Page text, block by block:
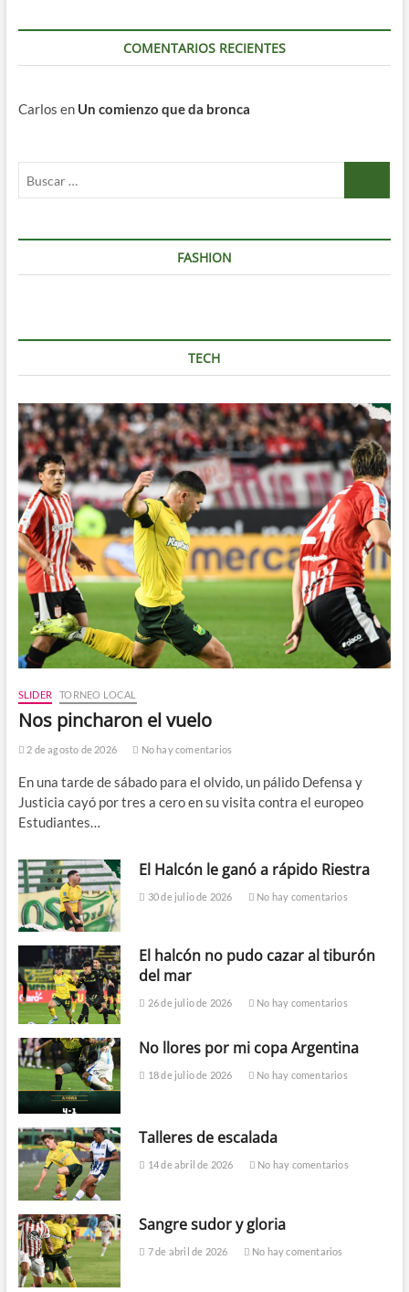
COMENTARIOS RECIENTES
Carlos en Un comienzo que da bronca
FASHION
TECH
SLIDER TORNEO LOCAL
Nos pincharon el vuelo
2 de agosto de 2026 No hay comentarios
En una tarde de sábado para el olvido, un pálido Defensa y
Justicia cayó por tres a cero en su visita contra el europeo
Estudiantes…
El Halcón le ganó a rápido Riestra
30 de julio de 2026 No hay comentarios
El halcón no pudo cazar al tiburón
del mar
26 de julio de 2026 No hay comentarios
No llores por mi copa Argentina
18 de julio de 2026 No hay comentarios
Talleres de escalada
14 de abril de 2026 No hay comentarios
Sangre sudor y gloria
7 de abril de 2026 No hay comentarios